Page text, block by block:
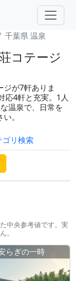
千葉県 温泉
コテージ
が7軒ありま
応4軒と充実。1人
温泉で、日常を
。
ゴリ検索
中央参考値です。実
。
らぎの一時